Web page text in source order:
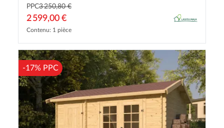
PPC3 250,80 €
2 599,00 €
Contenu: 1 pièce
-17% PPC